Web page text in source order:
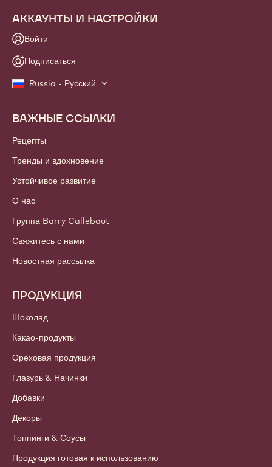
АККАУНТЫ И НАСТРОЙКИ
Войти
Подписаться
Russia - Русский
Footer
Callebaut
ВАЖНЫЕ ССЫЛКИ
Рецепты
Тренды и вдохновение
Устойчивое развитие
О нас
Группа Barry Callebaut
Свяжитесь с нами
Новостная рассылка
ПРОДУКЦИЯ
Шоколад
Какао-продукты
Ореховая продукция
Глазурь & Начинки
Добавки
Декоры
Топпинги & Соусы
Продукция готовая к использованию